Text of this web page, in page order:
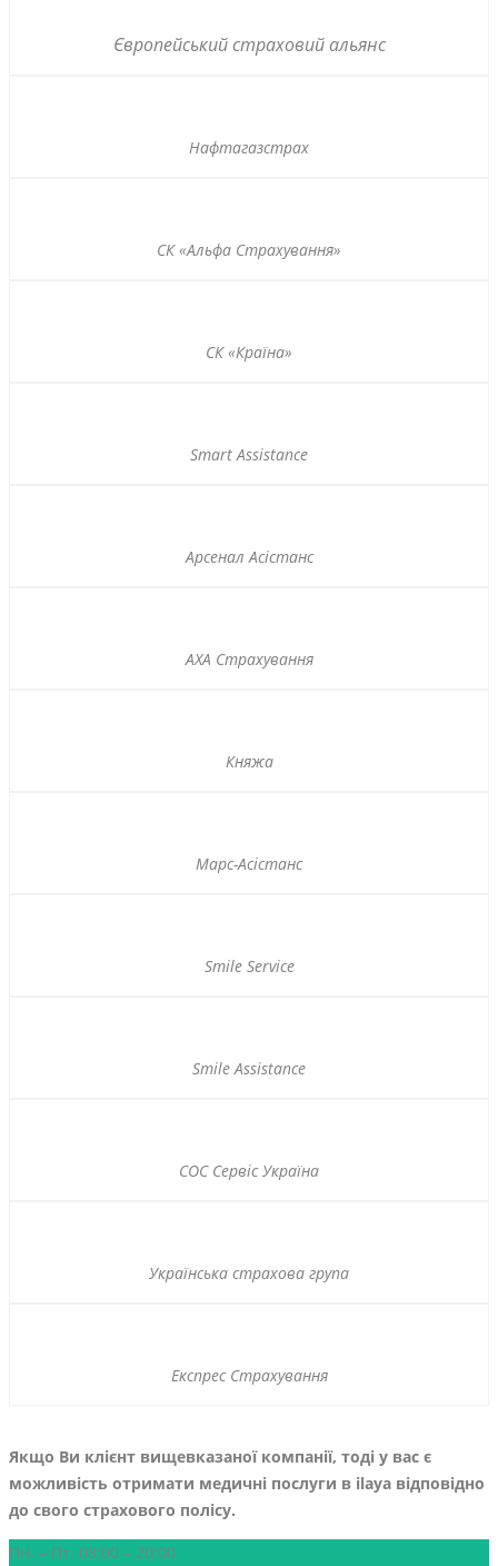
Європейський страховий альянс
Нафтагазстрах
СК «Альфа Страхування»
СК «Країна»
Smart Assistance
Арсенал Асістанс
АХА Страхування
Княжа
Марс-Асістанс
Smile Service
Smile Assistance
СОС Сервіс Україна
Українська страхова група
Експрес Страхування
Якщо Ви клієнт вищевказаної компанії, тоді у вас є
можливість отримати медичні послуги в ilaya відповідно
до свого страхового полісу.
Пн. – Пт. 08:00 – 20:00